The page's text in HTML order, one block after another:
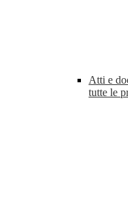
Atti e
tutte le